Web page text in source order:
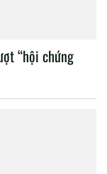
“hội chứng